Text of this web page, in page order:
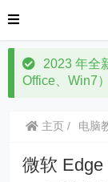
2023 年全
Office、Win7）
主页 电脑
微软